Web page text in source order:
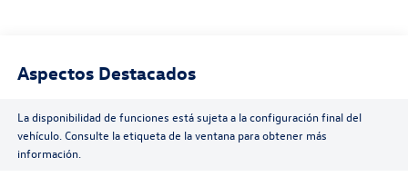
Aspectos Destacados
La disponibilidad de funciones está sujeta a la configuración final del
vehículo. Consulte la etiqueta de la ventana para obtener más
información.